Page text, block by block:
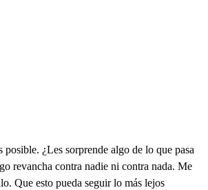
¿Les sorprende algo de lo que pasa
revancha contra nadie ni contra nada. Me
Que esto pueda seguir lo más lejos